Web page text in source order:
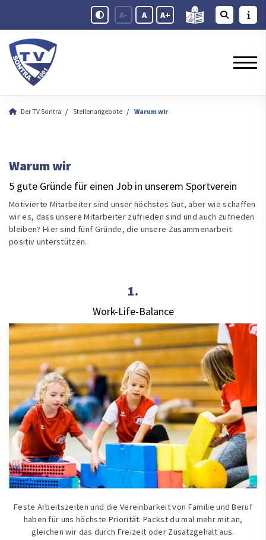
A- A A+
Der TV Sontra Stellenangebote Warum wir
Warum wir
5 gute Gründe für einen Job in unserem Sportverein
Motivierte Mitarbeiter sind unser höchstes Gut, aber wie schaf­fen
wir es, dass un­se­re Mit­ar­bei­ter zu­frie­den sind und auch zu­frie­den
blei­ben? Hier sind fünf Gründe, die unsere Zusammenarbeit
positiv unterstützen.
1.
Work-Life-Balance
Feste Arbeits­zeiten und die Ver­ein­bar­keit von Fami­lie und Beruf
haben für uns höchste Prio­rität. Packst du mal mehr mit an,
gleichen wir das durch Frei­zeit oder Zusatz­gehalt aus.